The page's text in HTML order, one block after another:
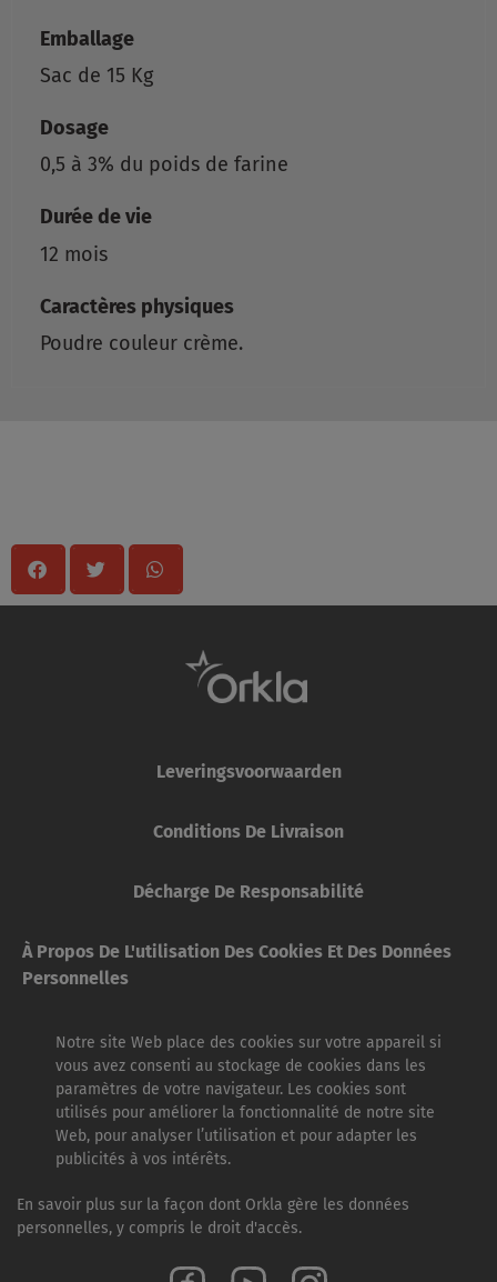
Emballage
Sac de 15 Kg
Dosage
0,5 à 3% du poids de farine
Durée de vie
12 mois
Caractères physiques
Poudre couleur crème.
Leveringsvoorwaarden
Conditions De Livraison
Décharge De Responsabilité
À Propos De L'utilisation Des Cookies Et Des Données
Personnelles
Notre site Web place des cookies sur votre appareil si
vous avez consenti au stockage de cookies dans les
paramètres de votre navigateur. Les cookies sont
utilisés pour améliorer la fonctionnalité de notre site
Web, pour analyser l’utilisation et pour adapter les
publicités à vos intérêts.
En savoir plus sur la façon dont Orkla gère les données
personnelles, y compris le droit d'accès.